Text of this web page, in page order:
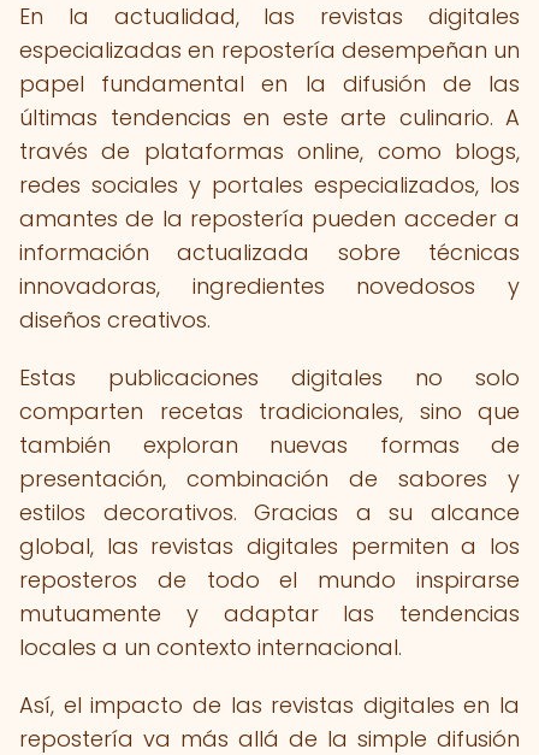
En la actualidad, las revistas digitales
especializadas en repostería desempeñan un
papel fundamental en la difusión de las
últimas tendencias en este arte culinario. A
través de plataformas online, como blogs,
redes sociales y portales especializados, los
amantes de la repostería pueden acceder a
información actualizada sobre técnicas
innovadoras, ingredientes novedosos y
diseños creativos.
Estas publicaciones digitales no solo
comparten recetas tradicionales, sino que
también exploran nuevas formas de
presentación, combinación de sabores y
estilos decorativos. Gracias a su alcance
global, las revistas digitales permiten a los
reposteros de todo el mundo inspirarse
mutuamente y adaptar las tendencias
locales a un contexto internacional.
Así, el impacto de las revistas digitales en la
repostería va más allá de la simple difusión